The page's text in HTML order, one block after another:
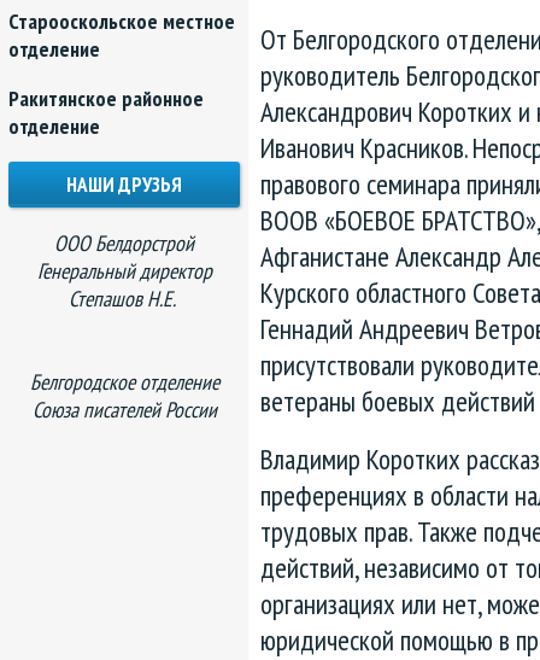
От Белгородского
руководитель
Александрович Коротких
Иванович Красников.
правового семинара
ВООВ «БОЕВОЕ БРАТСТВО»,
Афганистане Александр
Курского областного
Геннадий Андреевич
присутствовали
ветераны боевых
Владимир Коротких
преференциях в области
трудовых прав. Также
действий, независимо от
организациях или нет,
юридической помощью в
Старооскольское местное
отделение
Ракитянское районное
отделение
НАШИ ДРУЗЬЯ
ООО Белдорстрой
Генеральный директор
Степашов Н.Е.
Белгородское отделение
Союза писателей России